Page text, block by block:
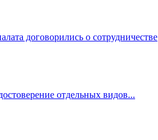
договорились о сотрудничестве
отдельных видов...